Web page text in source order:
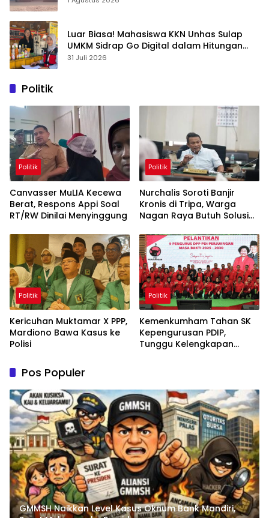
Luar Biasa! Mahasiswa KKN Unhas Sulap
UMKM Sidrap Go Digital dalam Hitungan
Hari
31 Juli 2026
Politik
Politik
Canvasser MuLIA Kecewa
Berat, Respons Appi Soal
RT/RW Dinilai Menyinggung
Politik
Nurchalis Soroti Banjir
Kronis di Tripa, Warga
Nagan Raya Butuh Solusi
Politik
Kericuhan Muktamar X PPP,
Mardiono Bawa Kasus ke
Polisi
Politik
Kemenkumham Tahan SK
Kepengurusan PDIP,
Tunggu Kelengkapan
Pos Populer
GMMSH Naikkan Level Kasus Oknum Bank Mandiri,